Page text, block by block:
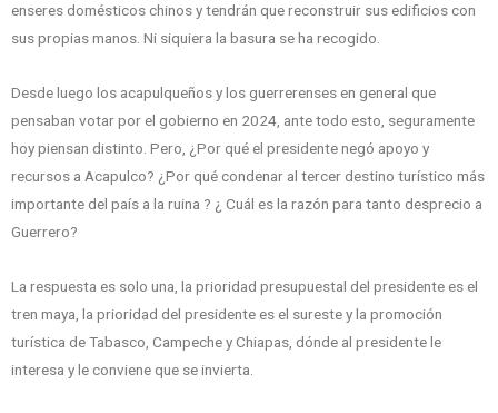
enseres domésticos chinos y tendrán que reconstruir sus edificios con
sus propias manos. Ni siquiera la basura se ha recogido.
Desde luego los acapulqueños y los guerrerenses en general que
pensaban votar por el gobierno en 2024, ante todo esto, seguramente
hoy piensan distinto. Pero, ¿Por qué el presidente negó apoyo y
recursos a Acapulco? ¿Por qué condenar al tercer destino turístico más
importante del país a la ruina ? ¿ Cuál es la razón para tanto desprecio a
Guerrero?
La respuesta es solo una, la prioridad presupuestal del presidente es el
tren maya, la prioridad del presidente es el sureste y la promoción
turística de Tabasco, Campeche y Chiapas, dónde al presidente le
interesa y le conviene que se invierta.